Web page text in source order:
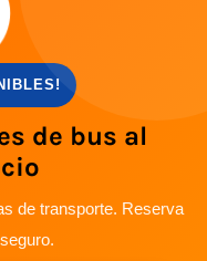
de bus al
de transporte. Reserva